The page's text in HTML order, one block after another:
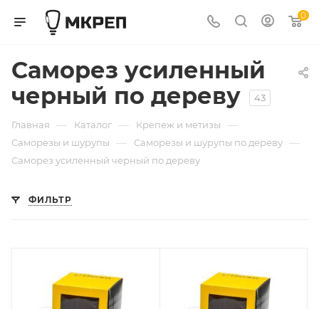
0
Саморез усиленный
черный по дереву
43
Главная — Каталог — Крепеж и метизы —
Саморезы и шурупы — Саморезы и шурупы по дереву —
Саморез усиленный черный по дереву
ФИЛЬТР